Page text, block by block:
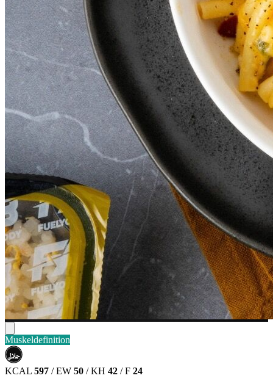
Muskeldefinition
حلال
HALAL
KCAL 597 / EW 50 / KH 42 / F 24